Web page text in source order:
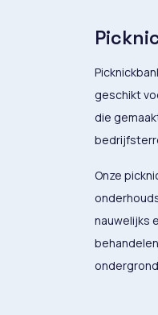
geschikt
die
Onze
nauwelijks